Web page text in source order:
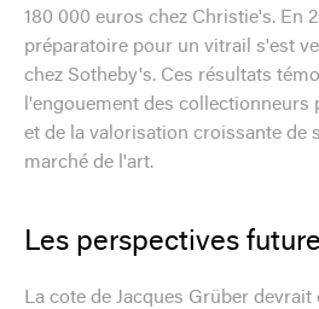
180 000 euros chez Christie's. En
préparatoire pour un vitrail s'est
chez Sotheby's. Ces résultats
l'engouement des
et de la valorisation croissante de
marché de l'art.
Les perspectives
La cote de Jacques Grüber